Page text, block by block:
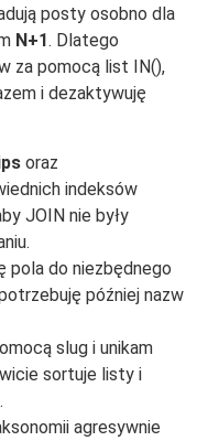
posty osobno dla
N+1. Dlatego
za pomocą list IN(),
i dezaktywuję
oraz
indeksów
JOIN nie były
pola do niezbędnego
później nazw
slug i unikam
sortuje listy i
agresywnie